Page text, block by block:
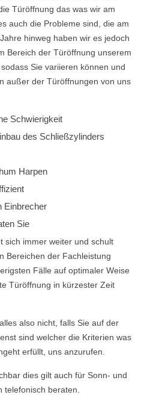
Türöffnung das was wir am
auch die Probleme sind, die am
hinweg haben wir es jedoch
Bereich der Türöffnung unserem
Sie variieren können und
außer der Türöffnungen von uns
Schwierigkeit
des Schließzylinders
Harpen
Einbrecher
Sie
sich immer weiter und schult
Bereichen der Fachleistung
Fälle auf optimaler Weise
Türöffnung in kürzester Zeit
also nicht, falls Sie auf der
sind welcher die Kriterien was
erfüllt, uns anzurufen.
dies gilt auch für Sonn- und
telefonisch beraten.